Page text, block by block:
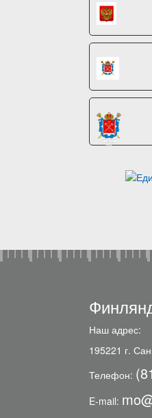
Наш адрес:
195221 г.
Телефон:
E-mail: